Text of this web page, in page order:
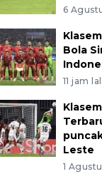
6
Bola
11 jam
Leste
1